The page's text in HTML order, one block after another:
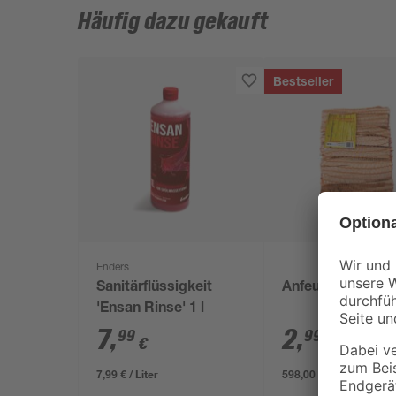
Häufig dazu gekauft
Enders
Sanitärflüssigkeit
'Ensan Rinse' 1 l
7,99 €
7,99 € / Liter
Bestseller
Anfeuerholz 5
2,99
598,00 € / m³